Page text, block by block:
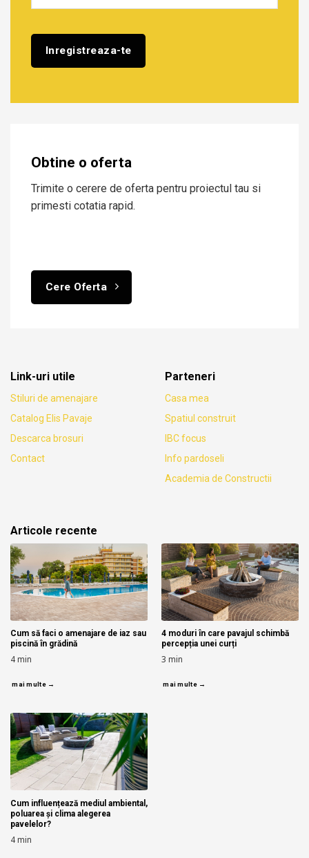
Obtine o oferta
Trimite o cerere de oferta pentru proiectul tau si
primesti cotatia rapid.
Cere Oferta
Link-uri utile
Stiluri de amenajare
Catalog Elis Pavaje
Descarca brosuri
Contact
Parteneri
Casa mea
Spatiul construit
IBC focus
Info pardoseli
Academia de Constructii
Articole recente
Cum să faci o amenajare de iaz sau
piscină în grădină
4min
mai multe →
4 moduri în care pavajul schimbă
percepția unei curți
3 min
mai multe →
Cum influențează mediul ambiental,
poluarea și clima alegerea
pavelelor?
4min